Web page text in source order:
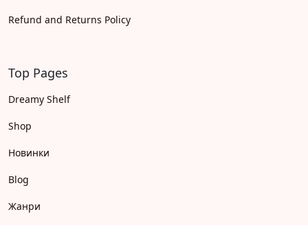
Refund and Returns Policy
Top Pages
Dreamy Shelf
Shop
Новинки
Blog
Жанри